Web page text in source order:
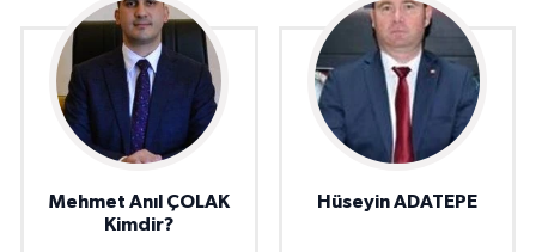
Mehmet Anıl ÇOLAK
Kimdir?
Hüseyin ADATEPE